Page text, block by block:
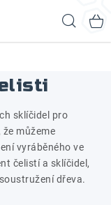
sklíčidel pro
můžeme
vyráběného ve
čelistí a sklíčidel,
dřeva.